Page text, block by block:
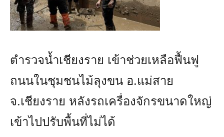
ตำรวจน้ำเชียงราย เข้าช่วยเหลือฟื้นฟู
ถนนในชุมชนไม้ลุงขน อ.แม่สาย
จ.เชียงราย หลังรถเครื่องจักรขนาดใหญ่
เข้าไปปรับพื้นที่ไม่ได้